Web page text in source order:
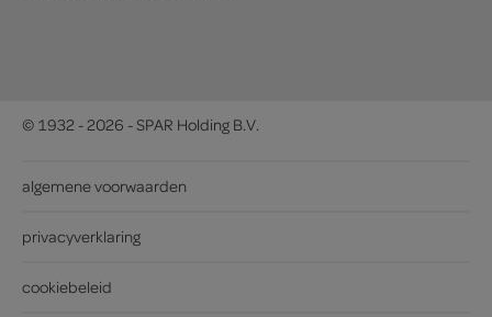
© 1932 - 2026 - SPAR Holding B.V.
algemene voorwaarden
privacyverklaring
cookiebeleid